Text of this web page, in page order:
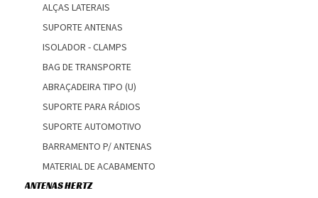
ALÇAS LATERAIS
SUPORTE ANTENAS
ISOLADOR - CLAMPS
BAG DE TRANSPORTE
ABRAÇADEIRA TIPO (U)
SUPORTE PARA RÁDIOS
SUPORTE AUTOMOTIVO
BARRAMENTO P/ ANTENAS
MATERIAL DE ACABAMENTO
ANTENAS HERTZ